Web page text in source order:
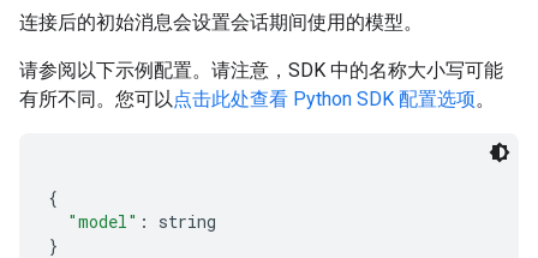
连接后的初始消息会设置会话期间使用的模型。
请参阅以下示例配置。请注意，SDK 中的名称大小写可能
有所不同。您可以点击此处查看 Python SDK 配置选项。
{
"model" :
string
}